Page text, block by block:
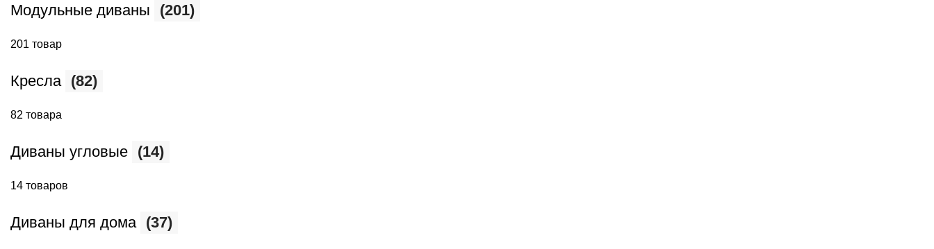
Модульные диваны (201)
201 товар
Кресла (82)
82 товара
Диваны угловые (14)
14 товаров
Диваны для дома (37)